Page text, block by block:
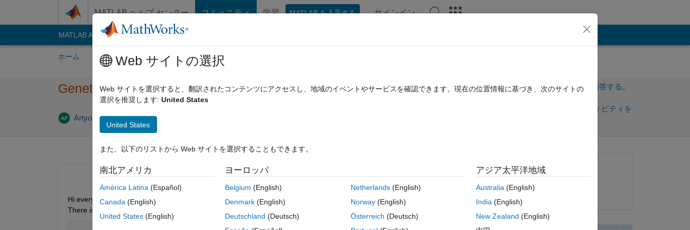
MATLAB ヘルプ センター コミュニティ 学習 MATLAB を入手する サインイン
MATLAB Answers File Exchange
ホーム 質問する 回答 閲覧 MATLAB に関する FAQ
Genetic algorithm and system of nonlinear ODE
Artyom 2012 7 月 4
サインインしてこの質問に回答する。
サインインしてアクティビティを
0 投票
Hi everyone. Here is the question. Can I using genetic algorithm from Global Optimization Toolbox optimize next problem:
There is a system of differential equations (example):
質問済み:
2012 年 7 月 4 日
Web サイトの選択
Web サイトを選択すると、翻訳されたコンテンツにアクセスし、地域のイベントやサービスを確認できます。現在の位置情報に基づき、次のサイトの
選択を推奨します: United States
United States
また、以下のリストから Web サイトを選択することもできます。
南北アメリカ
América Latina (Español)
Canada (English)
United States (English)
ヨーロッパ
Belgium (English)
Denmark (English)
Deutschland (Deutsch)
Netherlands(English)
Norway(English)
Österreich (Deutsch)
アジア太平洋地域
Australia(English)
India(English)
New Zealand (English)